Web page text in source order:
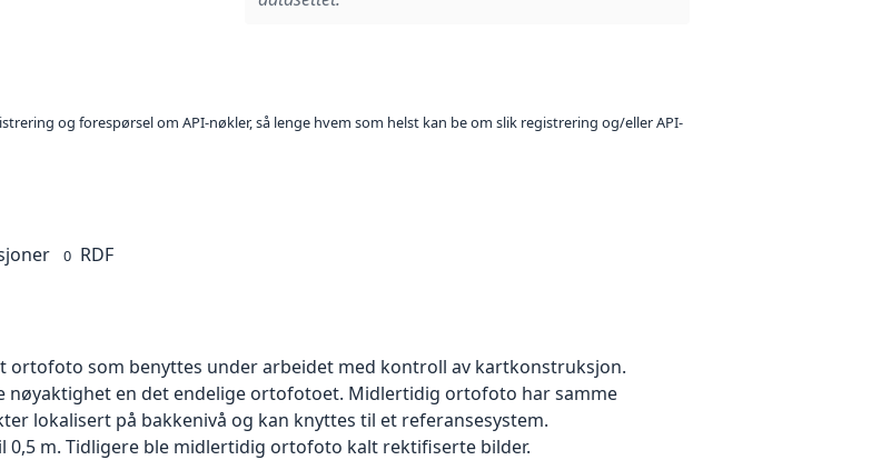
og forespørsel om API-nøkler, så lenge hvem som helst kan be om slik registrering og/eller API-
0 RDF
som benyttes under arbeidet med kontroll av kartkonstruksjon.
nøyaktighet en det endelige ortofotoet. Midlertidig ortofoto har samme
lokalisert på bakkenivå og kan knyttes til et referansesystem.
m. Tidligere ble midlertidig ortofoto kalt rektifiserte bilder.